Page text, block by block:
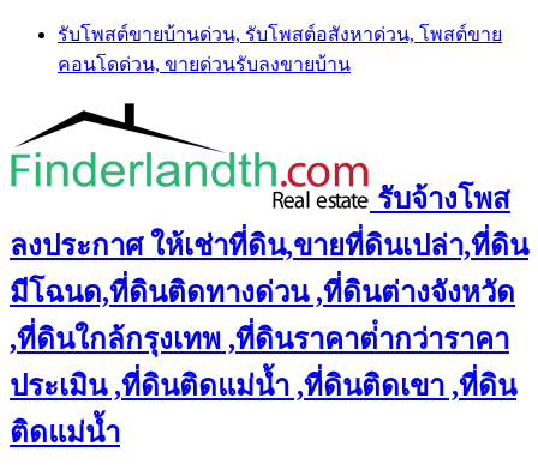
Skip
content
รับโพสต์ขายบ้านด่วน, รับโพสต์อสังหาด่วน, โพสต์ขาย
คอนโดด่วน, ขายด่วนรับลงขายบ้าน
รับจ้างโพส
ลงประกาศ ให้เช่าที่ดิน,ขายที่ดินเปล่า,ที่ดิน
มีโฉนด,ที่ดินติดทางด่วน ,ที่ดินต่างจังหวัด
,ที่ดินใกล้กรุงเทพ ,ที่ดินราคาต่ํากว่าราคา
ประเมิน ,ที่ดินติดแม่น้ำ ,ที่ดินติดเขา ,ที่ดิน
ติดแม่น้ำ